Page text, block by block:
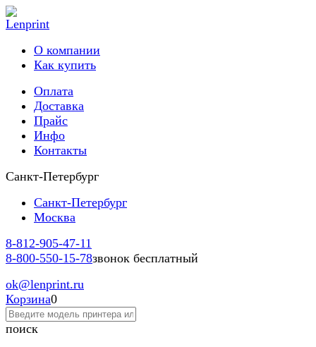
О компании
Как купить
Оплата
Доставка
Прайс
Инфо
Контакты
Санкт-Петербург
Санкт-Петербург
Москва
8-812-905-47-11
8-800-550-15-78звонок бесплатный
ok@lenprint.ru
Корзина0
поиск